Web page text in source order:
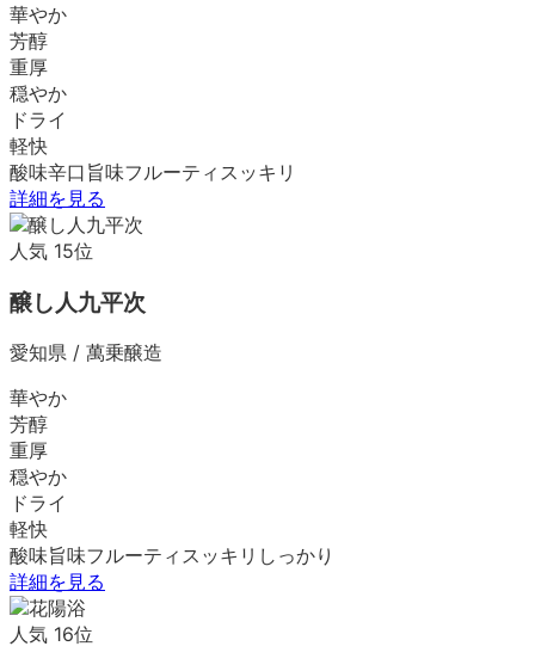
華やか
芳醇
重厚
穏やか
ドライ
軽快
酸味辛口 旨味フルーティ スッキリ
詳細を見る
人気 15位
醸し人九平次
愛知県 / 萬乗醸造
華やか
芳醇
重厚
穏やか
ドライ
軽快
酸味旨味フルーティ スッキリ しっかり
詳細を見る
人気 16位